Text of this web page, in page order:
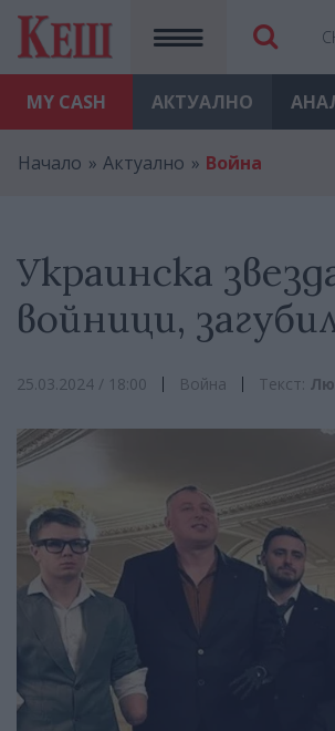
MY CASH АКТУАЛНО
Начало Актуално Война
Украинска
войници,
25.03.2024 / 18:00 Война Текст: